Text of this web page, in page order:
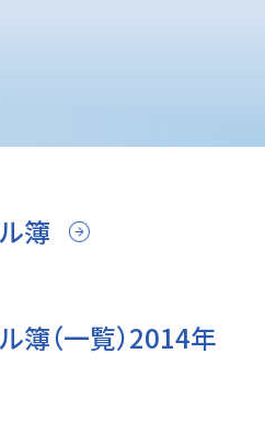
簿
簿（一覧）2014年